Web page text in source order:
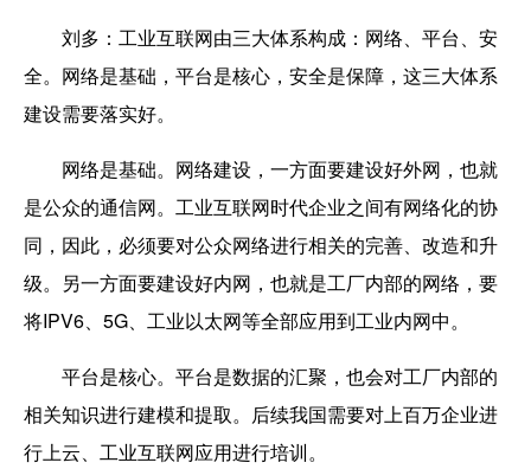
刘多：工业互联网由三大体系构成：网络、平台、安
全。网络是基础，平台是核心，安全是保障，这三大体系
建设需要落实好。
网络是基础。网络建设，一方面要建设好外网，也就
是公众的通信网。工业互联网时代企业之间有网络化的协
同，因此，必须要对公众网络进行相关的完善、改造和升
级。另一方面要建设好内网，也就是工厂内部的网络，要
将IPV6、5G、工业以太网等全部应用到工业内网中。
平台是核心。平台是数据的汇聚，也会对工厂内部的
相关知识进行建模和提取。后续我国需要对上百万企业进
行上云、工业互联网应用进行培训。